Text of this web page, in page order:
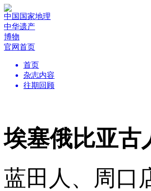
中国国家地理
中华遗产
博物
官网首页
首页
杂志内容
往期回顾
埃塞俄比亚古
蓝田人、周口